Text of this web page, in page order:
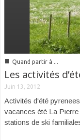
■ Quand partir à ...
Les activités
Juin 13, 2012
Activités d'été
vacances été La
stations de ski